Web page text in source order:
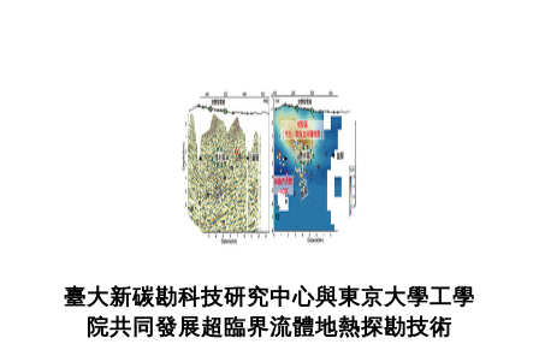
臺大新碳勘科技研究中心與東京大學工學
院共同發展超臨界流體地熱探勘技術